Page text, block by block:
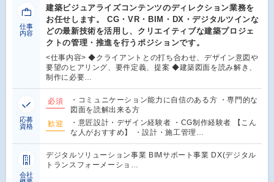
仕事
内容
建築ビジュアライズコンテンツのディレクション業務を
お任せします。 CG・VR・BIM・DX・デジタルツインな
どの最新技術を活用し、クリエイティブな建築プロジェ
クトの管理・推進を行うポジションです。
<仕事内容> ◆クライアントとの打ち合わせ、デザイン意図や
要望のヒアリング、要件定義、提案 ◆建築図面を読み解き、
制作に必要…
応募
資格
必須
・コミュニケーション能力に自信のある方 ・専門的な
図面を読解出来る方
歓迎
・意匠設計・デザイン経験者 ・CG制作経験者 【こん
な人がおすすめ】 ・設計・施工管理…
会社
デジタルソリューション事業 BIMサポート事業 DX(デジタル
トランスフォーメーショ…